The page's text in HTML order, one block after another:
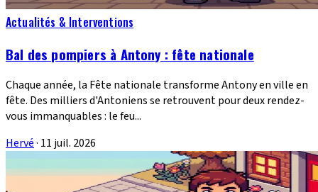
Actualités & Interventions
Bal des pompiers à Antony : fête nationale
Chaque année, la Fête nationale transforme Antony en ville en
fête. Des milliers d'Antoniens se retrouvent pour deux rendez-
vous immanquables : le feu...
Hervé· 11 juil. 2026